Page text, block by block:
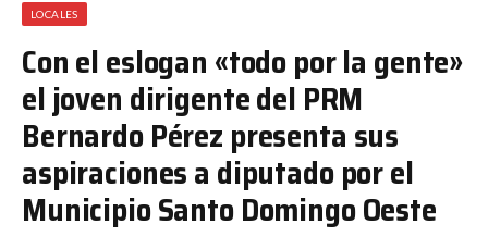
LOCALES
Con el eslogan «todo por la gente»
el joven dirigente del PRM
Bernardo Pérez presenta sus
aspiraciones a diputado por el
Municipio Santo Domingo Oeste